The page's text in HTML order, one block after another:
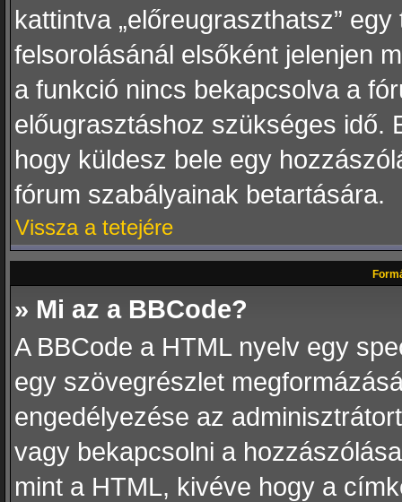
kattintva „előreugraszthatsz”
felsorolásánál elsőként jelenjen
a funkció nincs bekapcsolva a
előugrasztáshoz szükséges idő.
hogy küldesz bele egy
fórum szabályainak betartására.
Vissza a tetejére
» Mi az a BBCode?
A BBCode a HTML nyelv egy
egy szövegrészlet
engedélyezése az
vagy bekapcsolni a
mint a HTML, kivéve hogy a